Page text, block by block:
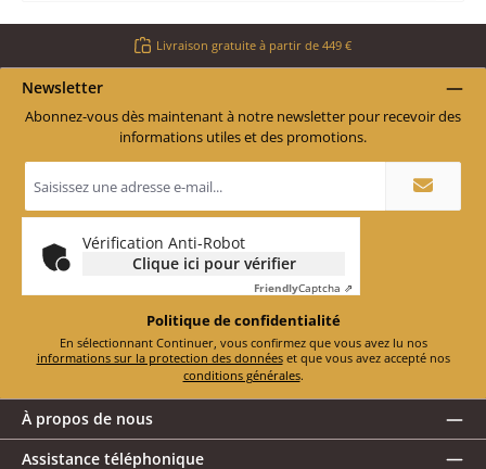
Livraison gratuite à partir de 449 €
Newsletter
Abonnez-vous dès maintenant à notre newsletter pour recevoir des
informations utiles et des promotions.
e-
mail
*
Vérification Anti-Robot
Clique ici pour vérifier
FriendlyCaptcha ⇗
Politique de confidentialité
En sélectionnant Continuer, vous confirmez que vous avez lu nos
informations sur la protection des données
et que vous avez accepté nos
conditions générales.
À propos de nous
Assistance téléphonique